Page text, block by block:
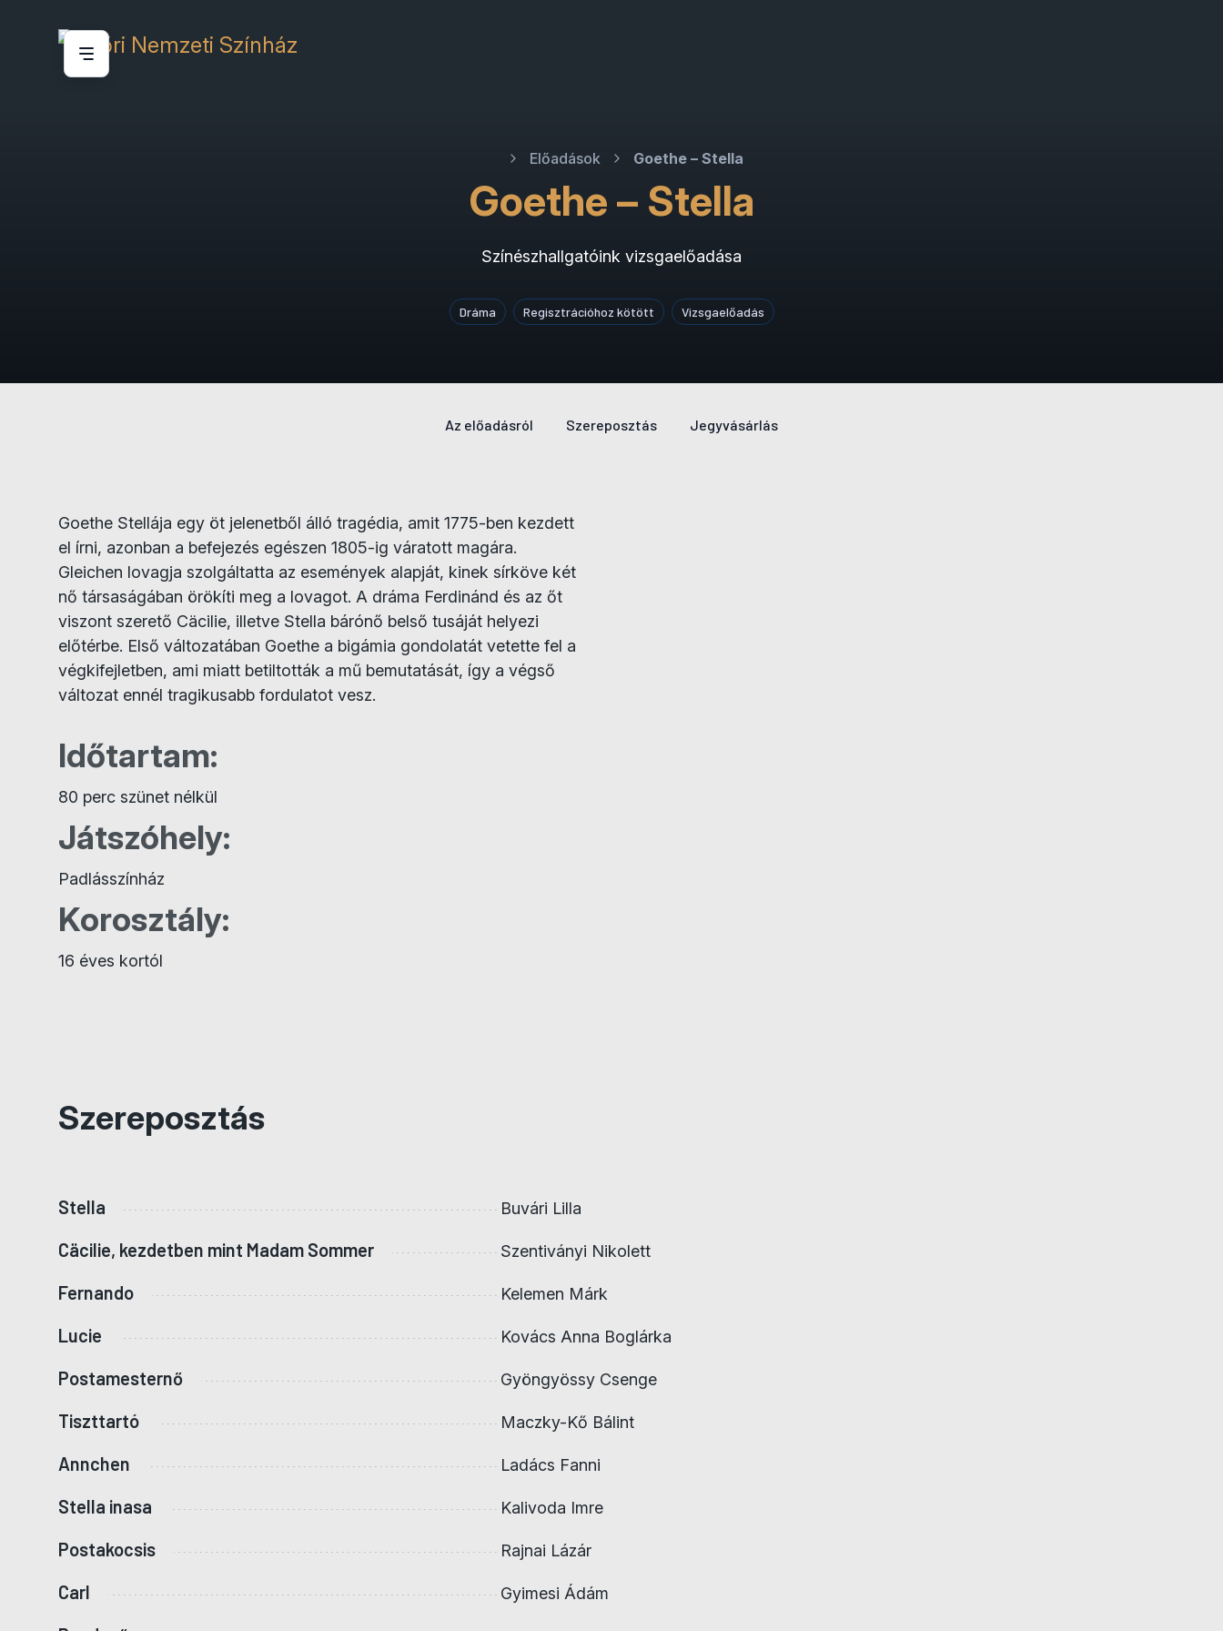
Jegyvásárlás
Előadások Goethe – Stella
Goethe – Stella
Színészhallgatóink vizsgaelőadása
Dráma Regisztrációhoz kötött Vizsgaelőadás
Az előadásról Szereposztás Jegyvásárlás
Goethe Stellája egy öt jelenetből álló tragédia, amit 1775-ben kezdett
el írni, azonban a befejezés egészen 1805-ig váratott magára.
Gleichen lovagja szolgáltatta az események alapját, kinek sírköve két
nő társaságában örökíti meg a lovagot. A dráma Ferdinánd és az őt
viszont szerető Cäcilie, illetve Stella bárónő belső tusáját helyezi
előtérbe. Első változatában Goethe a bigámia gondolatát vetette fel a
végkifejletben, ami miatt betiltották a mű bemutatását, így a végső
változat ennél tragikusabb fordulatot vesz.
Időtartam:
80 perc szünet nélkül
Játszóhely:
Padlásszínház
Korosztály:
16 éves kortól
Szereposztás
Stella Buvári Lilla
Cäcilie, kezdetben mint Madam Sommer Szentiványi Nikolett
Fernando Kelemen Márk
Lucie Kovács Anna Boglárka
Postamesternő Gyöngyössy Csenge
Tiszttartó Maczky-Kő Bálint
Annchen Ladács Fanni
Stella inasa Kalivoda Imre
Postakocsis Rajnai Lázár
Carl Gyimesi Ádám